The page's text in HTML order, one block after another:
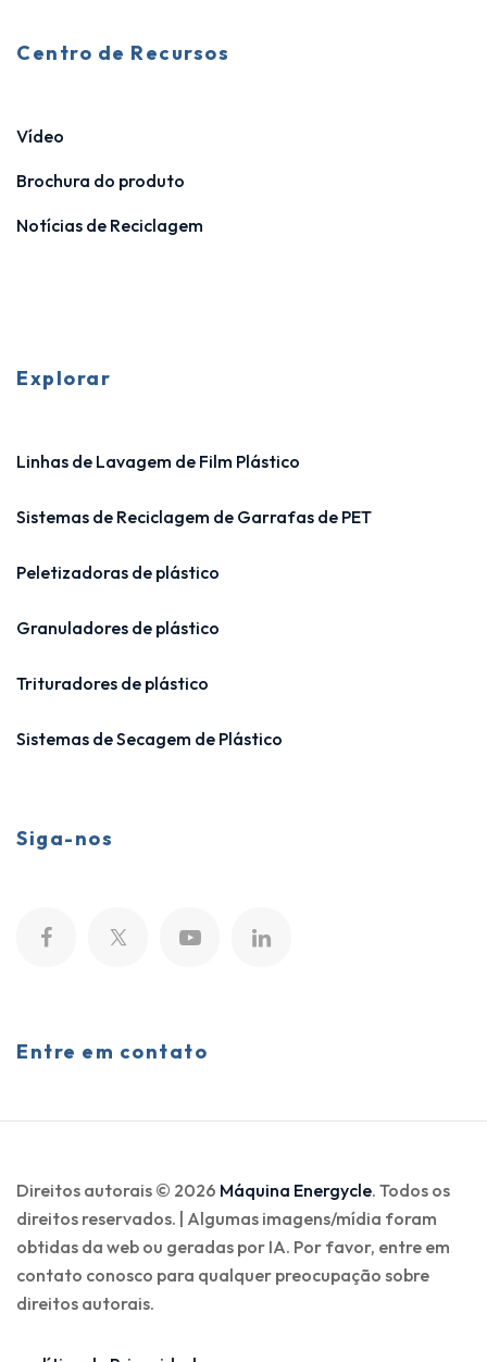
Centro de Recursos
Vídeo
Brochura do produto
Notícias de Reciclagem
Explorar
Linhas de Lavagem de Film Plástico
Sistemas de Reciclagem de Garrafas de PET
Peletizadoras de plástico
Granuladores de plástico
Trituradores de plástico
Sistemas de Secagem de Plástico
Siga-nos
Entre em contato
Direitos autorais © 2026 Máquina Energycle. Todos os
direitos reservados. | Algumas imagens/mídia foram
obtidas da web ou geradas por IA. Por favor, entre em
contato conosco para qualquer preocupação sobre
direitos autorais.